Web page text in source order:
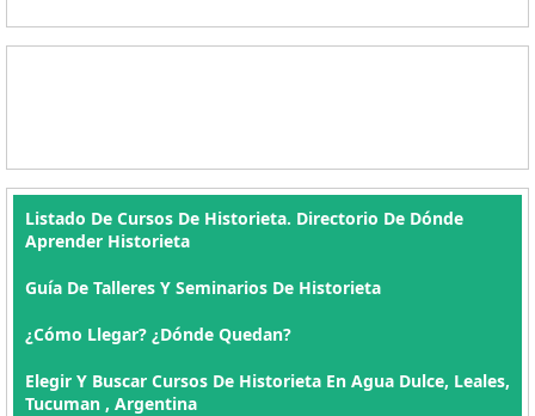
Listado De Cursos De Historieta. Directorio De Dónde
Aprender Historieta
Guía De Talleres Y Seminarios De Historieta
¿Cómo Llegar? ¿Dónde Quedan?
Elegir Y Buscar Cursos De Historieta En Agua Dulce, Leales,
Tucuman , Argentina